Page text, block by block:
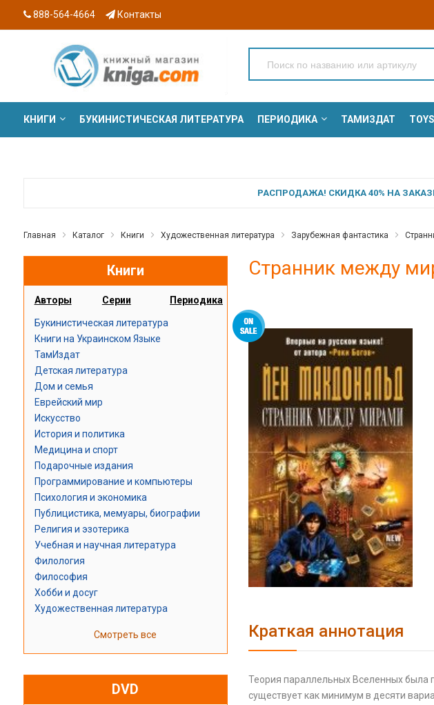
888-564-4664 Контакты
КНИГИ БУКИНИСТИЧЕСКАЯ ЛИТЕРАТУРА ПЕРИОДИКА ТАМИЗДАТ
РАСПРОДАЖА! СКИДКА 40% НА
Главная Каталог Книги Художественная литература Зарубежная фантастика
Книги
Авторы Серии Периодика
Букинистическая литература
Книги на Украинском Языке
ТамИздат
Детская литература
Дом и семья
Еврейский мир
Искусство
История и политика
Медицина и спорт
Подарочные издания
Программирование и компьютеры
Психология и экономика
Публицистика, мемуары, биографии
Религия и эзотерика
Учебная и научная литература
Филология
Философия
Хобби и досуг
Художественная литература
Смотреть все
DVD
Странник между
Краткая аннотация
Теория параллельных Вселенных была
существует как минимум в десяти